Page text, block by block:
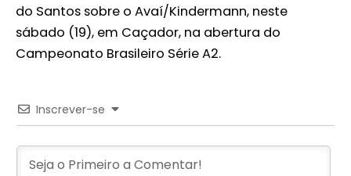
do Santos sobre o Avaí/Kindermann, neste
sábado (19), em Caçador, na abertura do
Campeonato Brasileiro Série A2.
Inscrever-se